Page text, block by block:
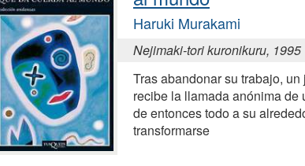
Haruki Murakami
Nejimaki-tori kuronikuru, 1995
Tras abandonar su trabajo,
recibe la llamada anónima de
de entonces todo a su
transformarse